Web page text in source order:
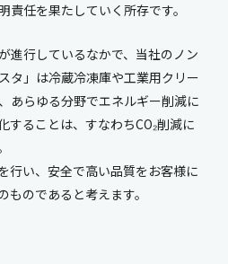
責任を果たしていく所存です。
進行しているなかで、当社のノン
タ」は冷蔵冷凍庫や工業用クリー
あらゆる分野でエネルギー削減に
することは、すなわちCO₂削減に
行い、安全で高い品質をお客様に
ものであると考えます。